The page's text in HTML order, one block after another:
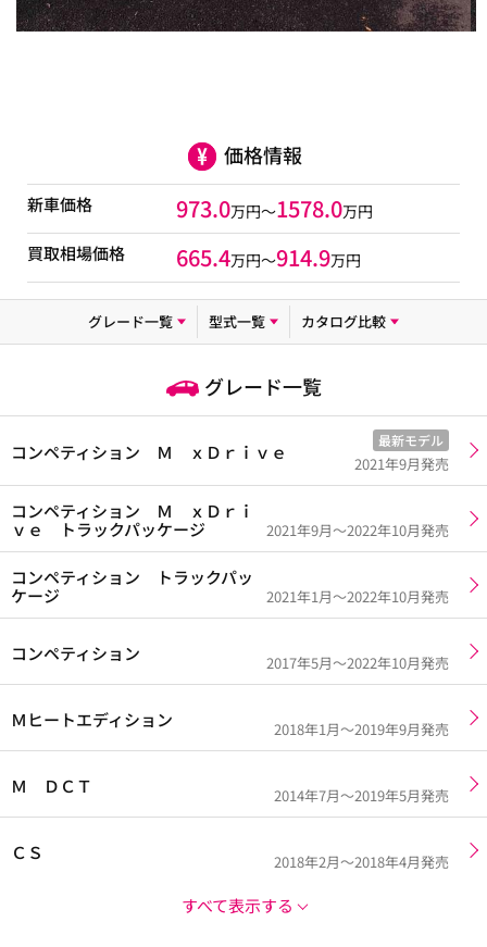
価格情報
新車価格 973.0万円～1578.0万円
買取相場価格 665.4万円〜914.9万円
グレード一覧 型式一覧 カタログ比較
グレード一覧
コンペティション Ｍ ｘＤｒｉｖｅ
最新モデル
2021年9月発売
コンペティション Ｍ ｘＤｒｉ
ｖｅ トラックパッケージ
2021年9月～2022年10月発売
コンペティション トラックパッ
ケージ
2021年1月～2022年10月発売
コンペティション 2017年5月～2022年10月発売
Ｍヒートエディション 2018年1月～2019年9月発売
Ｍ ＤＣＴ 2014年7月～2019年5月発売
ＣＳ 2018年2月～2018年4月発売
すべて表示する